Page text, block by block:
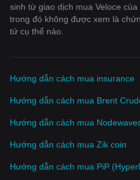
sinh từ giao dịch mua Veloce
trong đó không được xem là
tử cụ thể nào.
Hướng dẫn cách mua insurance
Hướng dẫn cách mua Brent
Hướng dẫn cách mua
Hướng dẫn cách mua Zik coin
Hướng dẫn cách mua PiP